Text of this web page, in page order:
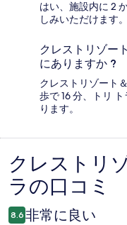
はい、施設内に 2
しみいただけます。
クレストリゾー
にありますか ?
クレストリゾート
歩で 16 分、トリ
ります。
口
コ
ミ
クレストリ
ラの口コミ
8.6 非常に良い